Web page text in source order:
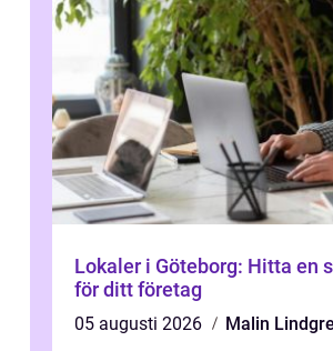
Lokaler i Göteborg: Hitta en
för ditt företag
05 augusti 2026
Malin